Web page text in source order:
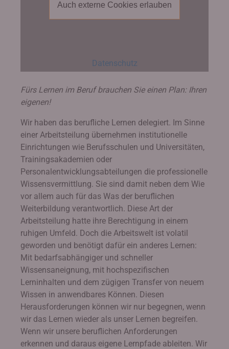
Auch externe Cookies erlauben
Datenschutz
Fürs Lernen im Beruf brauchen Sie einen Plan: Ihren
eigenen!
Wir haben das berufliche Lernen delegiert. Im Sinne
einer Arbeitsteilung übernehmen institutionelle
Einrichtungen wie Berufsschulen und Universitäten,
Trainingsakademien oder
Personalentwicklungsabteilungen die professionelle
Wissensvermittlung. Sie sind damit neben dem Wie
vor allem auch für das Was der beruflichen
Weiterbildung verantwortlich. Diese Art der
Arbeitsteilung hatte ihre Berechtigung in einem
ruhigen Umfeld. Doch die Arbeitswelt ist volatil
geworden und benötigt dafür ein anderes Lernen:
Mit bedarfsabhängiger und schneller
Wissensaneignung, mit hochspezifischen
Lerninhalten und dem zügigen Transfer von neuem
Wissen in anwendbares Können. Diesen
Herausforderungen können wir nur begegnen, wenn
wir das Lernen wieder als unser Lernen begreifen.
Wenn wir unsere beruflichen Anforderungen
erkennen und daraus eigene Lernpfade ableiten. Wir